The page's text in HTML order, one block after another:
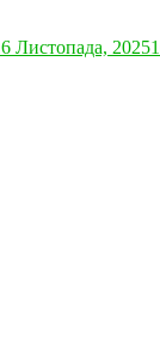
Листопада, 2025